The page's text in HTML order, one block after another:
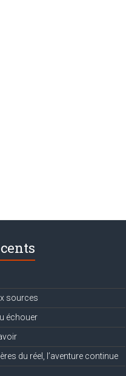
sources
échouer
du réel, l’aventure continue